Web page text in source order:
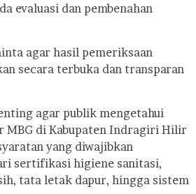
evaluasi dan pembenahan
agar hasil pemeriksaan
secara terbuka dan transparan
agar publik mengetahui
MBG di Kabupaten Indragiri Hilir
yang diwajibkan
sertifikasi higiene sanitasi,
tata letak dapur, hingga sistem